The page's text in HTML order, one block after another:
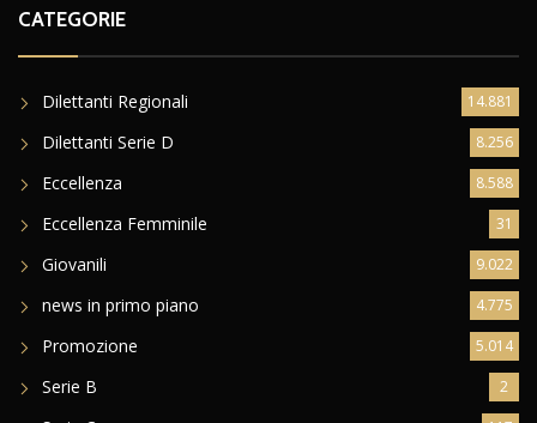
CATEGORIE
Dilettanti Regionali 14.881
Dilettanti Serie D 8.256
Eccellenza 8.588
Eccellenza Femminile 31
Giovanili 9.022
news in primo piano 4.775
Promozione 5.014
Serie B 2